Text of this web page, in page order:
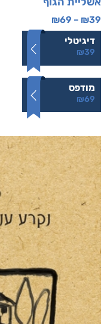
₪39
–
₪69
דיגיטלי
₪39
מודפס
₪69